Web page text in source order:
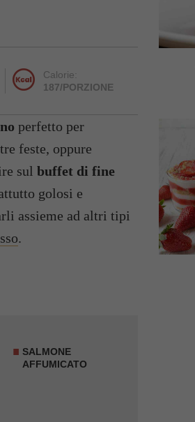
Calorie:
187/PORZIONE
perfetto per
feste, oppure
sul buffet di fine
golosi e
assieme ad altri tipi
.
SALMONE
AFFUMICATO